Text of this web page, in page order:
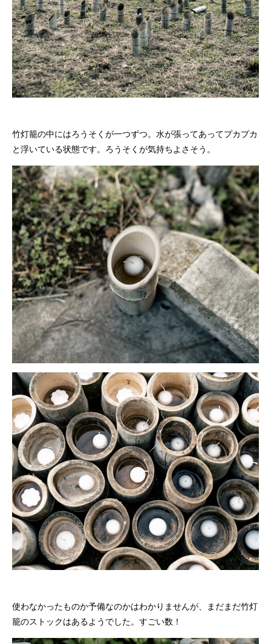
竹灯籠の中にはろうそくが一つずつ。水が張ってあってプカプカ
と浮いている状態です。ろうそくが気持ちよさそう。
使わなかったものか予備なのかはわかりませんが、まだまだ竹灯
籠のストックはあるようでした。すごい数！